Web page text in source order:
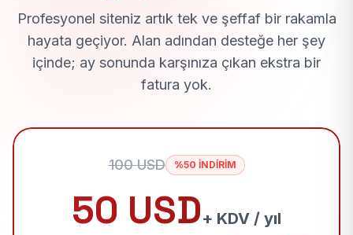
Profesyonel siteniz artık tek ve şeffaf bir rakamla
hayata geçiyor. Alan adından desteğe her şey
içinde; ay sonunda karşınıza çıkan ekstra bir
fatura yok.
100 USD %50 İNDİRİM
50 USD+ KDV / yıl